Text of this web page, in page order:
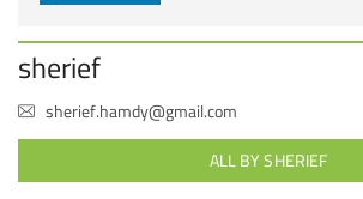
sherief
sherief.hamdy@gmail.com
ALL BY SHERIEF